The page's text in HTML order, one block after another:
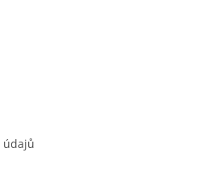
údajů